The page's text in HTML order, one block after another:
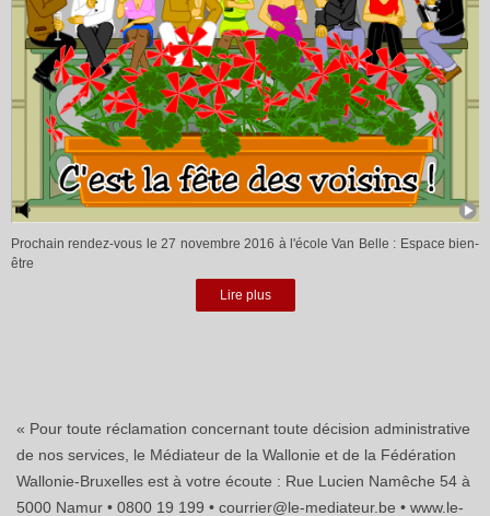
Prochain rendez-vous le 27 novembre 2016 à l'école Van Belle : Espace bien-
être
Lire plus
« Pour toute réclamation concernant toute décision administrative
de nos services, le Médiateur de la Wallonie et de la Fédération
Wallonie-Bruxelles est à votre écoute : Rue Lucien Namêche 54 à
5000 Namur • 0800 19 199 • courrier@le-mediateur.be • www.le-